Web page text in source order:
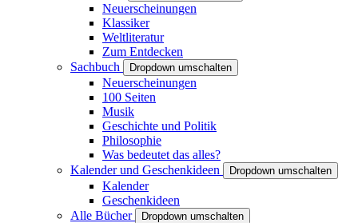
Neuerscheinungen
Klassiker
Weltliteratur
Zum Entdecken
Sachbuch
Dropdown umschalten
Neuerscheinungen
100 Seiten
Musik
Geschichte und Politik
Philosophie
Was bedeutet das alles?
Kalender und Geschenkideen
Dropdown umschalten
Kalender
Geschenkideen
Alle Bücher
Dropdown umschalten